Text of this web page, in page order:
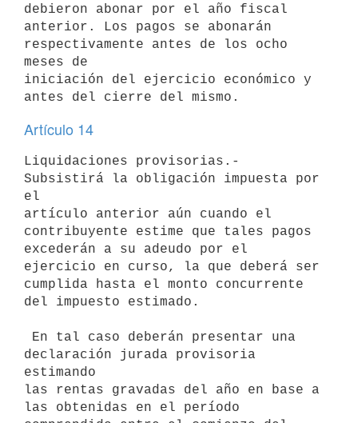
debieron abonar por el año fiscal
anterior. Los pagos se abonarán
respectivamente antes de los ocho
meses de
iniciación del ejercicio económico y
Artículo 14
Liquidaciones provisorias.-
Subsistirá la obligación impuesta por
el
artículo anterior aún cuando el
contribuyente estime que tales pagos
excederán a su adeudo por el
ejercicio en curso, la que deberá ser
cumplida hasta el monto concurrente
del impuesto estimado.
declaración jurada provisoria
estimando
las rentas gravadas del año en base a
las obtenidas en el período